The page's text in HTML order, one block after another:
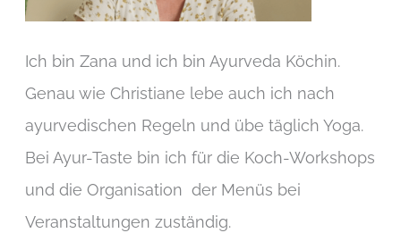
Ich bin Zana und ich bin Ayurveda Köchin.
Genau wie Christiane lebe auch ich nach
ayurvedischen Regeln und übe täglich Yoga.
Bei Ayur-Taste bin ich für die Koch-Workshops
und die Organisation der Menüs bei
Veranstaltungen zuständig.